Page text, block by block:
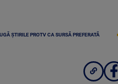
ȘTIRILE PROTV CA SURSĂ PREFERATĂ